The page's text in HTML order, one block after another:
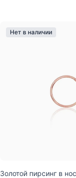
Нет в наличии
Золотой пирсинг в